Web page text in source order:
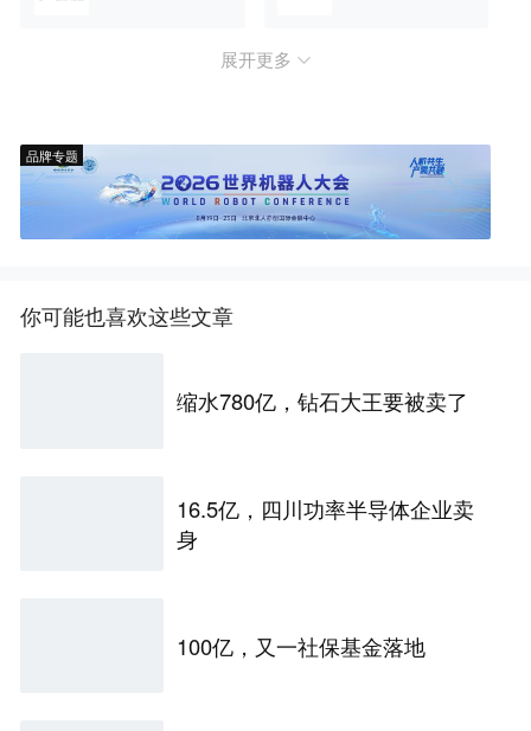
展开更多
品牌专题
你可能也喜欢这些文章
缩水780亿，钻石大王要被卖了
16.5亿，四川功率半导体企业卖
身
100亿，又一社保基金落地